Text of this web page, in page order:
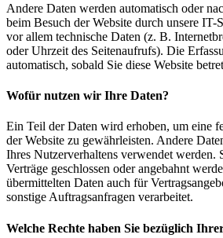
Andere Daten werden automatisch oder
beim Besuch der Website durch unsere IT-
vor allem technische Daten (z. B.
oder Uhrzeit des Seitenaufrufs). Die
automatisch, sobald Sie diese Website
Wofür nutzen wir Ihre Daten?
Ein Teil der Daten wird erhoben, um eine
der Website zu gewährleisten. Andere
Ihres Nutzerverhaltens verwendet werden.
Verträge geschlossen oder angebahnt
übermittelten Daten auch für
sonstige Auftragsanfragen verarbeitet.
Welche Rechte haben Sie bezüglich